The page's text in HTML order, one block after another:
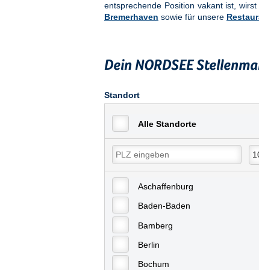
entsprechende Position vakant ist,
Bremerhaven sowie für unsere
Dein NORDSEE
Standort
Alle Standorte
Aschaffenburg
Baden-Baden
Bamberg
Berlin
Bochum